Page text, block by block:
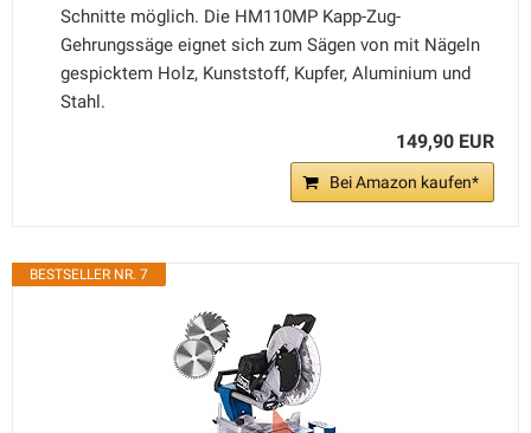
Schnitte möglich. Die HM110MP Kapp-Zug-
Gehrungssäge eignet sich zum Sägen von mit Nägeln
gespicktem Holz, Kunststoff, Kupfer, Aluminium und
Stahl.
149,90 EUR
Bei Amazon kaufen*
BESTSELLER NR. 7